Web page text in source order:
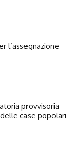
l’assegnazione
provvisoria
case popolari